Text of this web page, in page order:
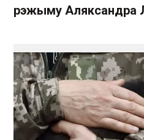
рэжыму Аляксандра